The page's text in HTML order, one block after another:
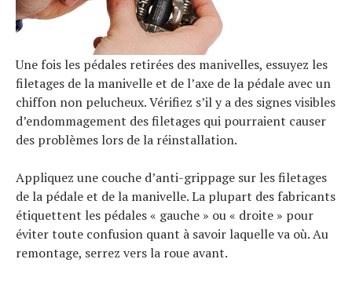
Une fois les pédales retirées des manivelles, essuyez les
filetages de la manivelle et de l’axe de la pédale avec un
chiffon non pelucheux. Vérifiez s’il y a des signes visibles
d’endommagement des filetages qui pourraient causer
des problèmes lors de la réinstallation.
Appliquez une couche d’anti-grippage sur les filetages
de la pédale et de la manivelle. La plupart des fabricants
étiquettent les pédales « gauche » ou « droite » pour
éviter toute confusion quant à savoir laquelle va où. Au
remontage, serrez vers la roue avant.